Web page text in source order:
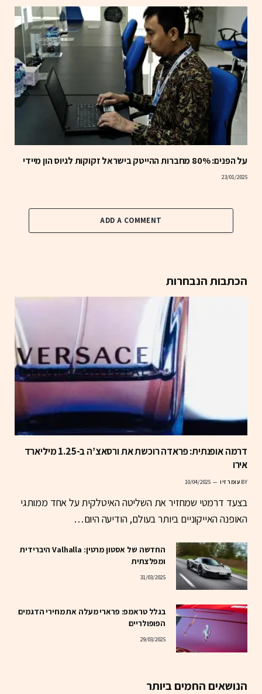
על הפנים: 80% מחברות ההייטק בישראל זקוקות לגיוס הון מיידי
23/01/2025
ADD A COMMENT
הכתבות הנבחרות
דרמה אופנתית: פראדה רוכשת את ורסאצ’ה ב-1.25 מיליארד
אירו
BY עומר זיו 10/04/2025
בצעד דרמטי שמחזיר את השליטה האיטלקית על אחד ממותגי
האופנה האייקוניים ביותר בעולם, הודיעה היום…
החדשה של אסטון מרטין: Valhalla היברידית
ומפלצתית
31/03/2025
בגלל טראמפ: פרארי מעלה את מחירי הדגמים
הפופולריים
29/03/2025
הנושאים החמים ביותר